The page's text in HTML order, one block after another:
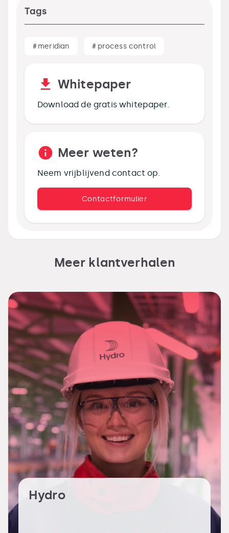
Tags
#meridian # process control
Whitepaper
Download de gratis whitepaper.
Meer weten?
Neem vrijblijvend contact op.
Contactformulier
Meer klantverhalen
Hydro